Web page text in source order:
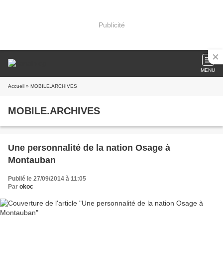
Publicité
MENU
Accueil » MOBILE.ARCHIVES
MOBILE.ARCHIVES
Une personnalité de la nation Osage à
Montauban
Publié le 27/09/2014 à 11:05
Par okoc